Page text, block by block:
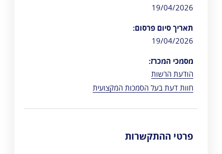
19/04/2026
תאריך סיום פרסום:
19/04/2026
מסמכי המכרז:
הודעת הרשות
חוות דעת בעל הסמכות המקצועית
פרטי ההתקשרות